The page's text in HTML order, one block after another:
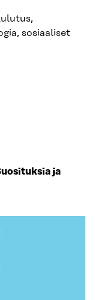
sosiaaliset
ja